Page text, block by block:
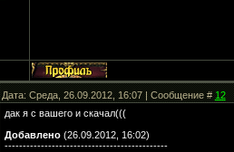
Дата: Среда, 26.09.2012, 16:07 | Сообщение #12
дак я с вашего и скачал(((
Добавлено(26.09.2012, 16:02)
---------------------------------------------